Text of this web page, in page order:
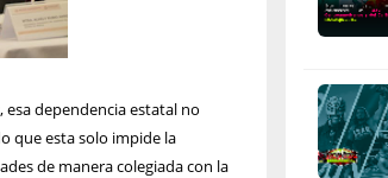
dependencia estatal no
que esta solo impide la
de manera colegiada con la